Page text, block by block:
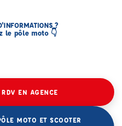
?
le pôle moto 👇
RDV EN AGENCE
MOTO ET SCOOTER